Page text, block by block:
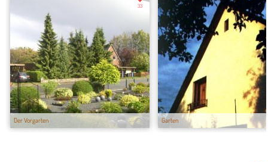
Der Vorgarten
33
Garten